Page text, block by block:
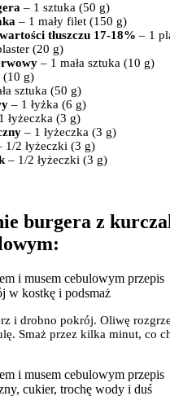
– 1 sztuka (50 g)
– 1 mały filet (150 g)
tłuszczu 17-18% – 1
(20 g)
– 1 mała sztuka (10 g)
(10 g)
sztuka (50 g)
– 1 łyżka (6 g)
łyżeczka (3 g)
– 1 łyżeczka (3 g)
1/2 łyżeczki (3 g)
– 1/2 łyżeczki (3 g)
burgera z
w kostkę i podsmaż
i drobno pokrój. Oliwę
Smaż przez kilka minut, co
cukier, trochę wody i duś